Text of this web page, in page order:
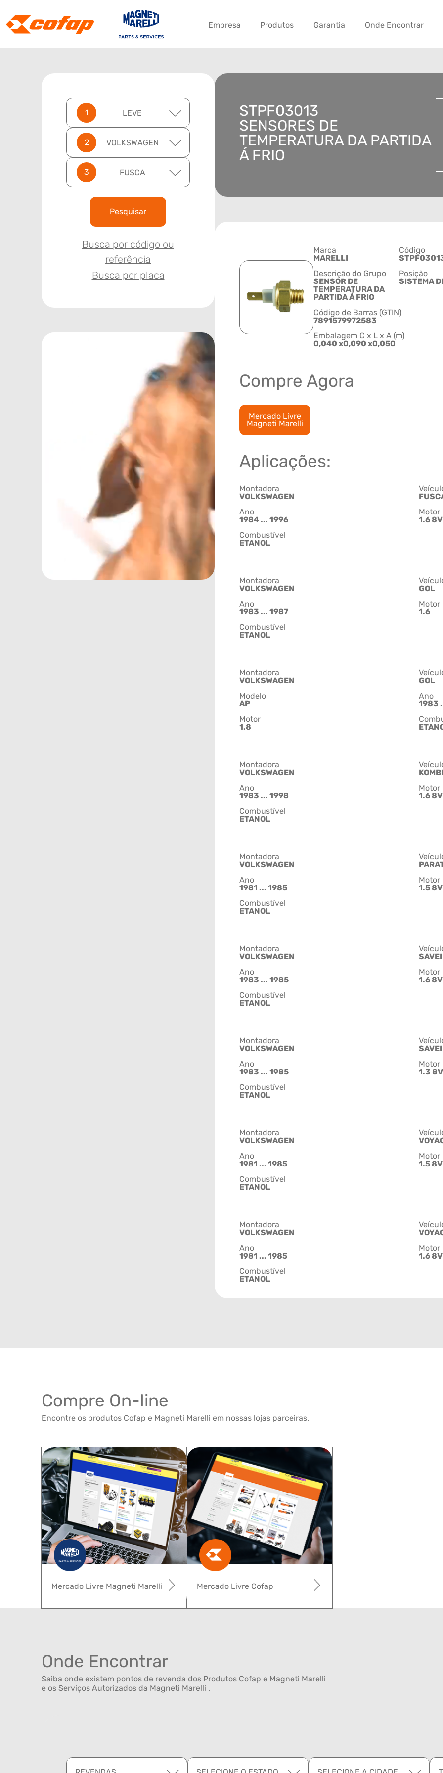
Empresa Produtos Garantia Onde Encontrar
LEVE
VOLKSWAGEN
FUSCA
Pesquisar
Busca por código ou
referência
Busca por placa
STPF03013
SENSORES DE
TEMPERATURA DA PARTIDA
Á FRIO
Marca
MARELLI
Código
Descrição do Grupo
SENSOR DE
TEMPERATURA DA
PARTIDA Á FRIO
Posição
SISTEMA
Código de Barras (GTIN)
7891579972583
Embalagem C x L x A (m)
0,040 x0,090 x0,050
Compre Agora
Mercado Livre
Magneti Marelli
Aplicações:
Montadora
VOLKSWAGEN
Ano
1984 ... 1996
Motor
1.6 8V
Combustível
ETANOL
Montadora
VOLKSWAGEN
GOL
Ano
1983 ... 1987
Motor
1.6
Combustível
ETANOL
Montadora
VOLKSWAGEN
GOL
Modelo
AP
Ano
1983
Motor
1.8
Montadora
VOLKSWAGEN
KOMBI
Ano
1983 ... 1998
Motor
1.6 8V
Combustível
ETANOL
Montadora
VOLKSWAGEN
Ano
1981 ... 1985
Motor
1.5 8V
Combustível
ETANOL
Montadora
VOLKSWAGEN
Ano
1983 ... 1985
Motor
1.6 8V
Combustível
ETANOL
Montadora
VOLKSWAGEN
Ano
1983 ... 1985
Motor
1.3 8V
Combustível
ETANOL
Montadora
VOLKSWAGEN
Ano
1981 ... 1985
Motor
1.5 8V
Combustível
ETANOL
Montadora
VOLKSWAGEN
Ano
1981 ... 1985
Motor
1.6 8V
Combustível
ETANOL
Compre On-line
Encontre os produtos Cofap e Magneti Marelli em nossas lojas parceiras.
Mercado Livre Cofap
Mercado Livre Magneti Marelli
Onde Encontrar
Saiba onde existem pontos de revenda dos Produtos Cofap e Magneti Marelli
e os Serviços Autorizados da Magneti Marelli .